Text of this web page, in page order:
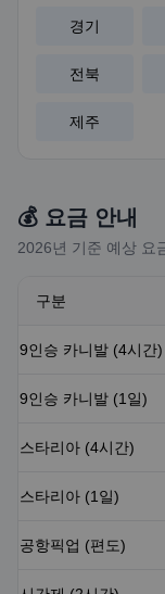
경기
전북
제주
💰 요금 안내
2026년 기준 예상 요
구분
9인승 카니발 (4시간)
9인승 카니발 (1일)
스타리아 (4시간)
스타리아 (1일)
공항픽업 (편도)